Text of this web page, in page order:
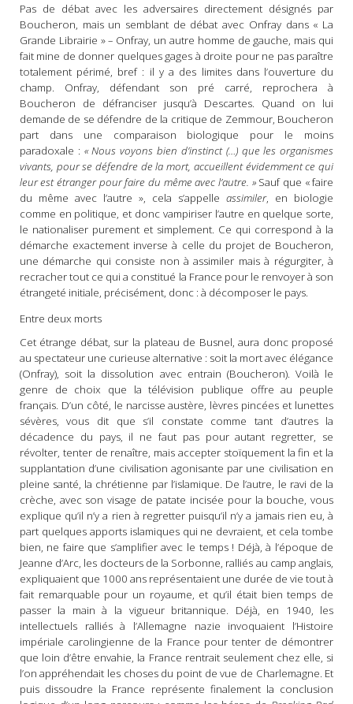
Pas de débat avec les adversaires directement désignés par
Boucheron, mais un semblant de débat avec Onfray dans « La
Grande Librairie »– Onfray, un autre homme de gauche, mais qui
fait mine de donner quelques gages à droite pour ne pas paraître
totalement périmé, bref : il y a des limites dans l’ouverture du
champ. Onfray, défendant son pré carré, reprochera à
Boucheron de défranciser jusqu’à Descartes. Quand on lui
demande de se défendre de la critique de Zemmour, Boucheron
part dans une comparaison biologique pour le moins
paradoxale : « Nous voyons bien d’instinct (…) que les organismes
vivants, pour se défendre de la mort, accueillent évidemment ce qui
leur est étranger pour faire du même avec l’autre. »Sauf que « faire
du même avec l’autre », cela s’appelleassimiler, en biologie
comme en politique, et donc vampiriser l’autre en quelque sorte,
le nationaliser purement et simplement. Ce qui correspond à la
démarche exactement inverse à celle du projet de Boucheron,
une démarche qui consiste non à assimiler mais à régurgiter, à
recracher tout ce qui a constitué la France pour le renvoyer à son
étrangeté initiale, précisément, donc : à décomposer le pays.
Entre deux morts
Cet étrange débat, sur la plateau de Busnel, aura donc proposé
au spectateur une curieuse alternative : soit la mort avec élégance
(Onfray), soit la dissolution avec entrain (Boucheron). Voilà le
genre de choix que la télévision publique offre au peuple
français. D’un côté, le narcisse austère, lèvres pincées et lunettes
sévères, vous dit que s’il constate comme tant d’autres la
décadence du pays, il ne faut pas pour autant regretter, se
révolter, tenter de renaître, mais accepter stoïquement la fin et la
supplantation d’une civilisation agonisante par une civilisation en
pleine santé, la chrétienne par l’islamique. De l’autre, le ravi de la
crèche, avec son visage de patate incisée pour la bouche, vous
explique qu’il n’y a rien à regretter puisqu’il n’y a jamais rien eu, à
part quelques apports islamiques qui ne devraient, et cela tombe
bien, ne faire que s’amplifier avec le temps ! Déjà, à l’époque de
Jeanne d’Arc, les docteurs de la Sorbonne, ralliés au camp anglais,
expliquaient que 1000 ans représentaient une durée de vie tout à
fait remarquable pour un royaume, et qu’il était bien temps de
passer la main à la vigueur britannique. Déjà, en 1940, les
intellectuels ralliés à l’Allemagne nazie invoquaient l’Histoire
impériale carolingienne de la France pour tenter de démontrer
que loin d’être envahie, la France rentrait seulement chez elle, si
l’on appréhendait les choses du point de vue de Charlemagne. Et
puis dissoudre la France représente finalement la conclusion